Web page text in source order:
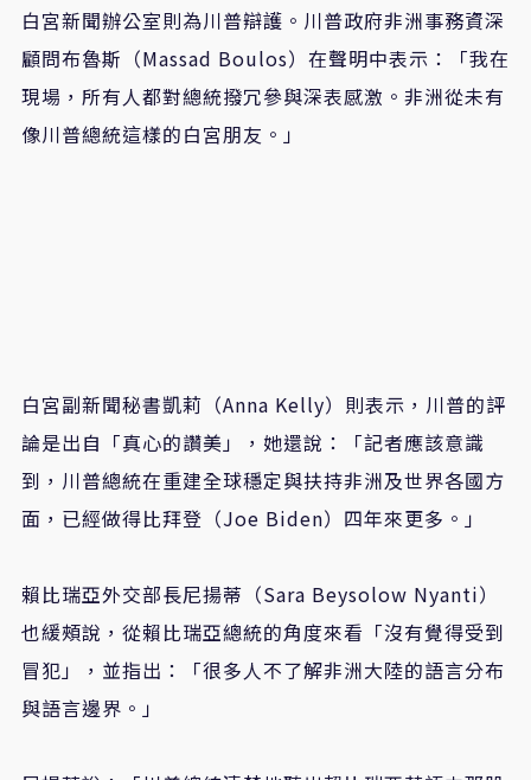
白宮新聞辦公室則為川普辯護。川普政府非洲事務資深
顧問布魯斯（Massad Boulos）在聲明中表示：「我在
現場，所有人都對總統撥冗參與深表感激。非洲從未有
像川普總統這樣的白宮朋友。」
白宮副新聞秘書凱莉（Anna Kelly）則表示，川普的評
論是出自「真心的讚美」，她還說：「記者應該意識
到，川普總統在重建全球穩定與扶持非洲及世界各國方
面，已經做得比拜登（Joe Biden）四年來更多。」
賴比瑞亞外交部長尼揚蒂（Sara Beysolow Nyanti）
也緩頰說，從賴比瑞亞總統的角度來看「沒有覺得受到
冒犯」，並指出：「很多人不了解非洲大陸的語言分布
與語言邊界。」